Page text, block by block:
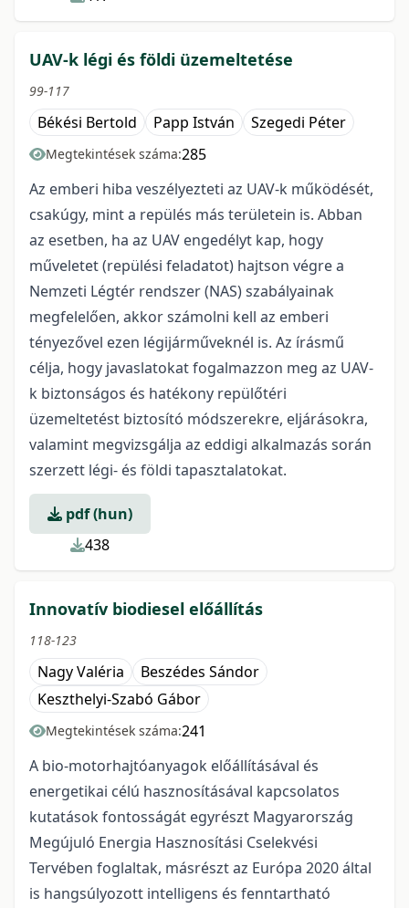
UAV-k légi és földi üzemeltetése
99-117
Békési Bertold Papp István Szegedi Péter
Megtekintések száma:285
Az emberi hiba veszélyezteti az UAV-k működését,
csakúgy, mint a repülés más területein is. Abban
az esetben, ha az UAV engedélyt kap, hogy
műveletet (repülési feladatot) hajtson végre a
Nemzeti Légtér rendszer (NAS) szabályainak
megfelelően, akkor számolni kell az emberi
tényezővel ezen légijárműveknél is. Az írásmű
célja, hogy javaslatokat fogalmazzon meg az UAV-
k biztonságos és hatékony repülőtéri
üzemeltetést biztosító módszerekre, eljárásokra,
valamint megvizsgálja az eddigi alkalmazás során
szerzett légi- és földi tapasztalatokat.
pdf (hun)
438
Innovatív biodiesel előállítás
118-123
Nagy Valéria
Beszédes Sándor
Keszthelyi-Szabó Gábor
Megtekintések száma:241
A bio-motorhajtóanyagok előállításával és
energetikai célú hasznosításával kapcsolatos
kutatások fontosságát egyrészt Magyarország
Megújuló Energia Hasznosítási Cselekvési
Tervében foglaltak, másrészt az Európa 2020 által
is hangsúlyozott intelligens és fenntartható